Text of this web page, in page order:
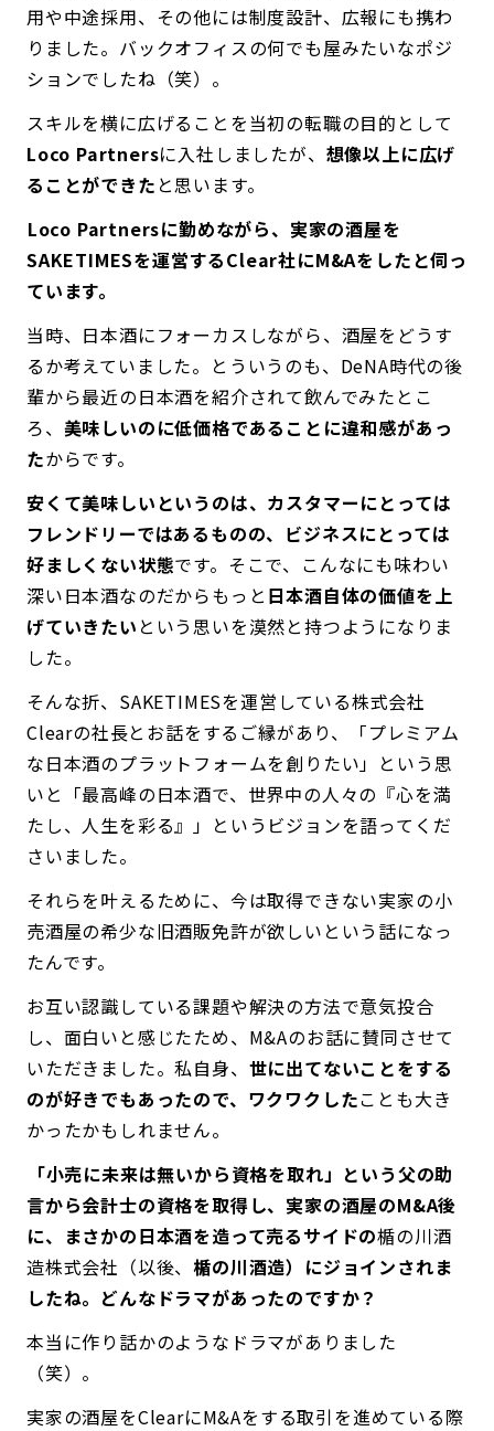
用や中途採用、その他には制度設計、広報にも携わ
りました。バックオフィスの何でも屋みたいなポジ
ションでしたね（笑）。
スキルを横に広げることを当初の転職の目的として
Loco Partnersに入社しましたが、 想像以上に広げ
ることができた と思います。
――Loco Partnersに勤めながら、実家の酒屋を
SAKETIMESを運営するClear社にM&Aをしたと伺っ
ています。
当時、日本酒にフォーカスしながら、酒屋をどうす
るか考えていました。とういうのも、DeNA時代の後
輩から最近の日本酒を紹介されて飲んでみたとこ
ろ、 美味しいのに低価格であることに違和感があっ
たからです。
安くて美味しいというのは、カスタマーにとっては
フレンドリーではあるものの、ビジネスにとっては
好ましくない状態です。そこで、こんなにも味わい
深い日本酒なのだからもっと 日本酒自体の価値を上
げていきたい という思いを漠然と持つようになりま
した。
そんな折、SAKETIMESを運営している株式会社
Clearの社長とお話をするご縁があり、「プレミアム
な日本酒のプラットフォームを創りたい」という思
いと「最高峰の日本酒で、世界中の人々の『心を満
たし、人生を彩る』」というビジョンを語ってくだ
さいました。
それらを叶えるために、今は取得できない実家の小
売酒屋の希少な旧酒販免許が欲しいという話になっ
たんです。
お互い認識している課題や解決の方法で意気投合
し、面白いと感じたため、M&Aのお話に賛同させて
いただきました。私自身、 世に出てないことをする
のが好きでもあったので、ワクワクしたことも大き
かったかもしれません。
――「小売に未来は無いから資格を取れ」という父の助
言から会計士の資格を取得し、実家の酒屋のM&A後
に、まさかの日本酒を造って売るサイドの楯の川酒
造株式会社（以後、楯の川酒造）にジョインされま
したね。どんなドラマがあったのですか？
本当に作り話かのようなドラマがありました
（笑）。
実家の酒屋をClearにM&Aをする取引を進めている際